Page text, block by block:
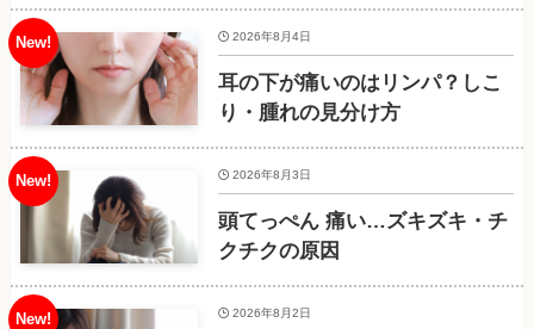
耳の下が痛いのはリンパ？しこ
り・腫れの見分け方
2026年8月4日
頭てっぺん 痛い…ズキズキ・チ
クチクの原因
2026年8月3日
2026年8月2日